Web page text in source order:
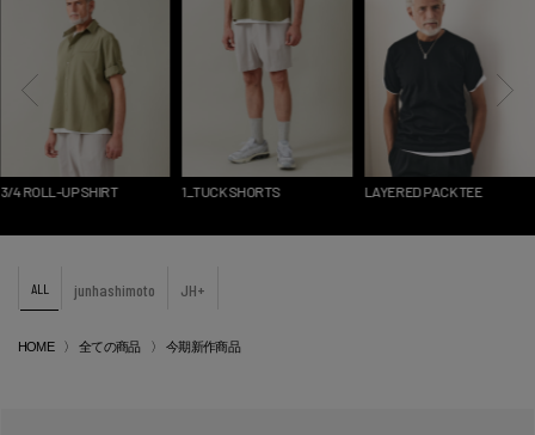
3/4 ROLL-UP SHIRT 1_TUCK SHORTS LAYERED PACK TEE
ALL junhashimoto JH+
HOME 全ての商品 今期新作商品